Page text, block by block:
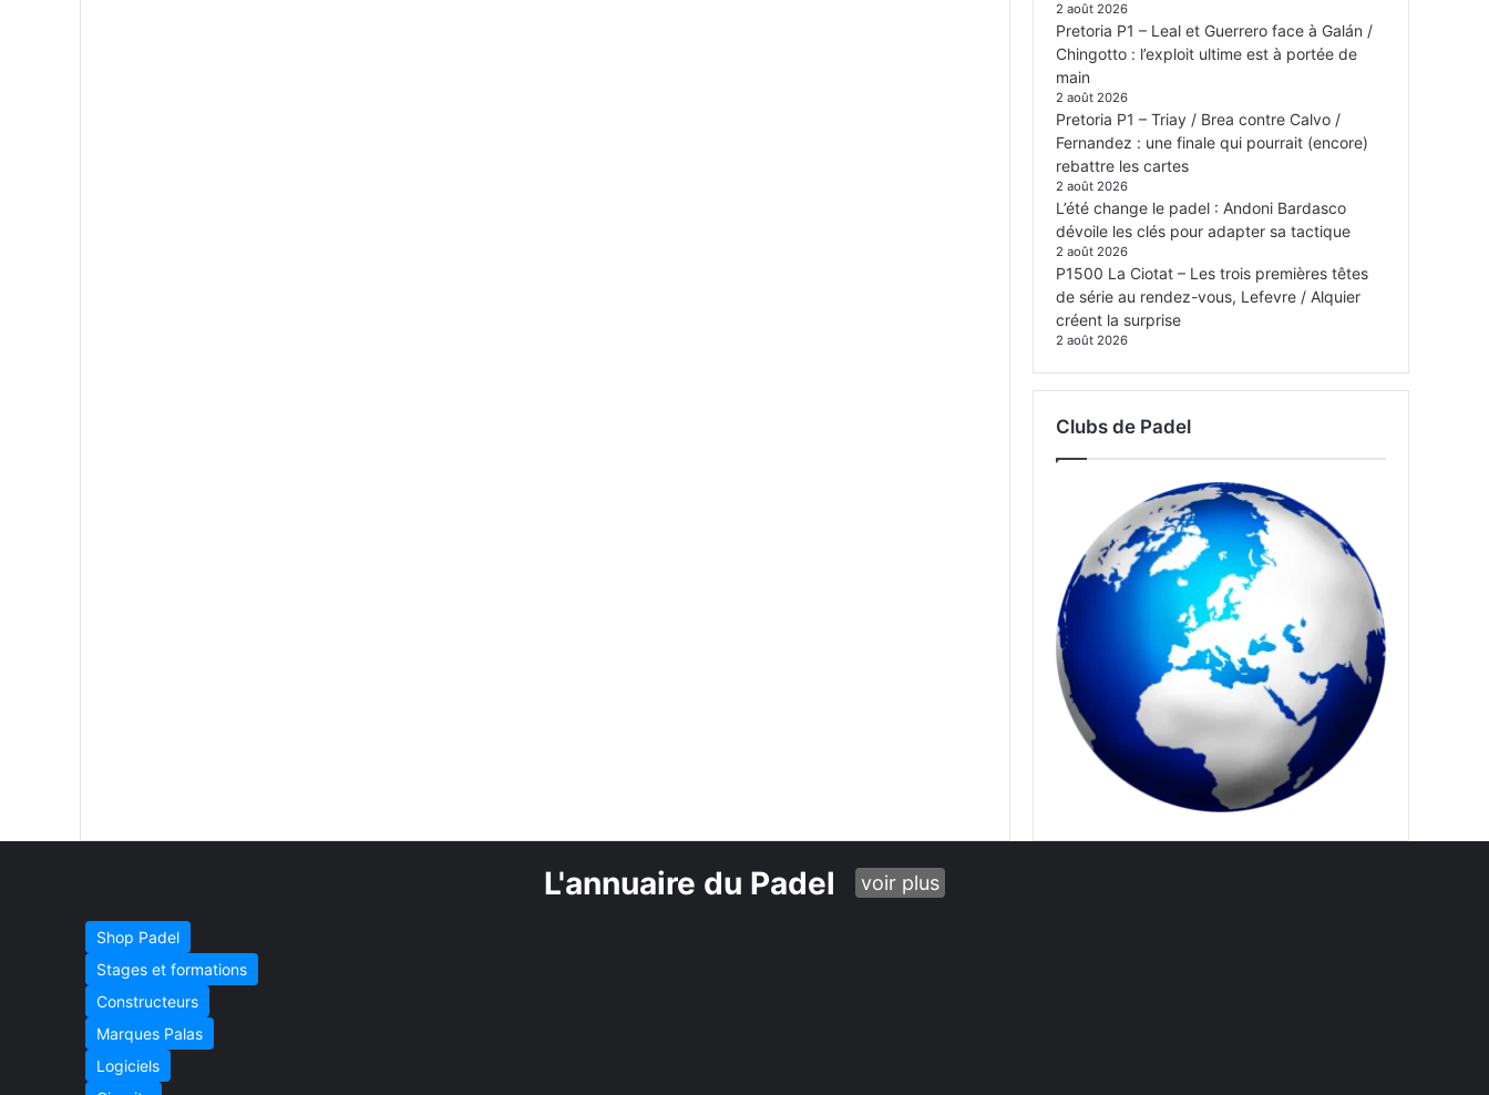
2 août 2026
Pretoria P1 – Leal et Guerrero face à Galán /
Chingotto : l’exploit ultime est à portée de
main
2 août 2026
Pretoria P1 – Triay / Brea contre Calvo /
Fernandez : une finale qui pourrait (encore)
rebattre les cartes
2 août 2026
L’été change le padel : Andoni Bardasco
dévoile les clés pour adapter sa tactique
2 août 2026
P1500 La Ciotat – Les trois premières têtes
de série au rendez-vous, Lefevre / Alquier
créent la surprise
2 août 2026
Clubs de Padel
L'annuaire du Padel voir plus
Shop Padel
Stages et formations
Constructeurs
Marques Palas
Logiciels